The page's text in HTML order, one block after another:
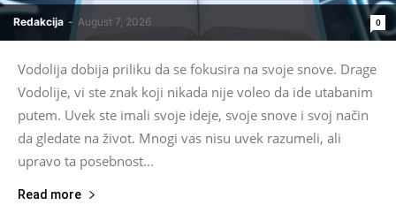
Redakcija - August 7, 2026 0
Vodolija dobija priliku da se fokusira na svoje snove. Drage
Vodolije, vi ste znak koji nikada nije voleo da ide utabanim
putem. Uvek ste imali svoje ideje, svoje snove i svoj način
da gledate na život. Mnogi vas nisu uvek razumeli, ali
upravo ta posebnost...
Read more